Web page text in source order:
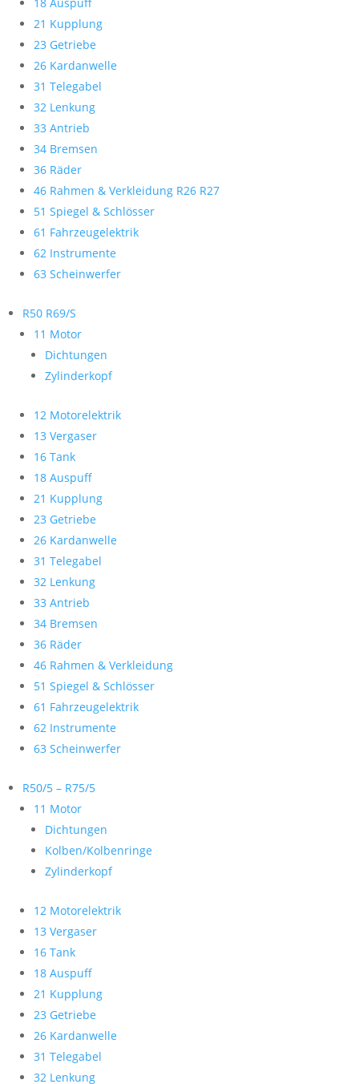
21 Kupplung
23 Getriebe
26 Kardanwelle
31 Telegabel
32 Lenkung
33 Antrieb
34 Bremsen
36 Räder
46 Rahmen & Verkleidung R26 R27
51 Spiegel & Schlösser
61 Fahrzeugelektrik
62 Instrumente
63 Scheinwerfer
R50 R69/S
11 Motor
Dichtungen
Zylinderkopf
12 Motorelektrik
13 Vergaser
16 Tank
18 Auspuff
21 Kupplung
23 Getriebe
26 Kardanwelle
31 Telegabel
32 Lenkung
33 Antrieb
34 Bremsen
36 Räder
46 Rahmen & Verkleidung
51 Spiegel & Schlösser
61 Fahrzeugelektrik
62 Instrumente
63 Scheinwerfer
R50/5 – R75/5
11 Motor
Dichtungen
Kolben/Kolbenringe
Zylinderkopf
12 Motorelektrik
13 Vergaser
16 Tank
18 Auspuff
21 Kupplung
23 Getriebe
26 Kardanwelle
31 Telegabel
32 Lenkung